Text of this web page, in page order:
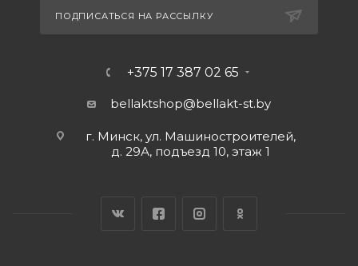
ПОДПИСАТЬСЯ НА РАССЫЛКУ
+375 17 387 02 65
bellaktshop@bellakt-st.by
г. Минск, ул. Машиностроителей,
д. 29А, подъезд 10, этаж 1